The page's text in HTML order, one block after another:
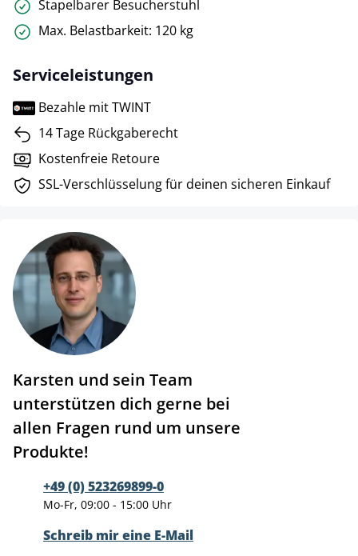
Stapelbarer Besucherstuhl
Max. Belastbarkeit: 120 kg
Serviceleistungen
Bezahle mit TWINT
14 Tage Rückgaberecht
Kostenfreie Retoure
SSL-Verschlüsselung für deinen sicheren Einkauf
Karsten und sein Team
unterstützen dich gerne bei
allen Fragen rund um unsere
Produkte!
+49 (0) 523269899-0
Mo-Fr, 09:00 - 15:00 Uhr
Schreib mir eine E-Mail